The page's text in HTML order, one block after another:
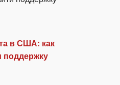
в США: как
поддержку